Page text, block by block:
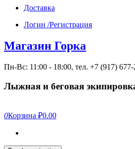
Доставка
Логин /Регистрация
Магазин Горка
Пн-Вс: 11:00 - 18:00, тел. +7 (917)
Лыжная и беговая
0Корзина ₽0.00